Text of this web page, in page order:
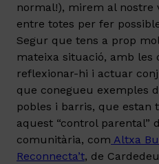
normal!), mirem al nostre
entre totes per fer
Segur que tens a prop
mateixa situació, amb
reflexionar-hi i actuar
que conegueu exemples
pobles i barris, que estan
aquest “control parental”
comunitària, com Altxa
Reconnecta’t, de